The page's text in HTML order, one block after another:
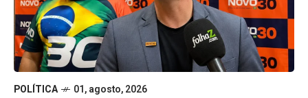
POLÍTICA 01, agosto, 2026